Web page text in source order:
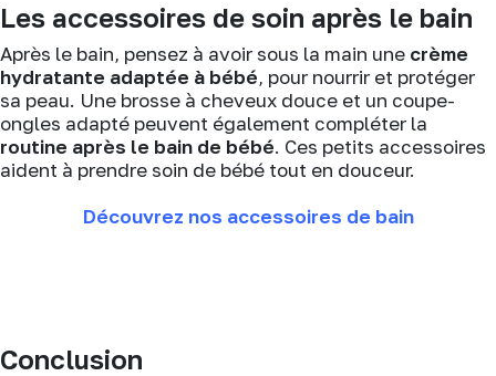
Les accessoires de soin après le bain
Après le bain, pensez à avoir sous la main une crème
hydratante adaptée à bébé, pour nourrir et protéger
sa peau. Une brosse à cheveux douce et un coupe-
ongles adapté peuvent également compléter la
routine après le bain de bébé. Ces petits accessoires
aident à prendre soin de bébé tout en douceur.
Découvrez nos accessoires de bain
Conclusion